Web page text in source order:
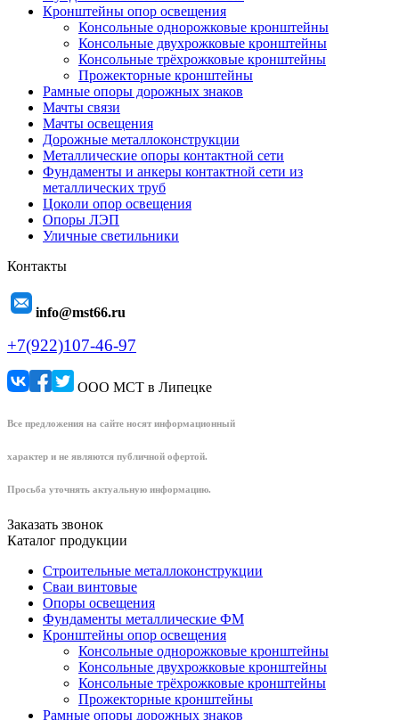
Кронштейны опор освещения
Консольные однорожковые кронштейны
Консольные двухрожковые кронштейны
Консольные трёхрожковые кронштейны
Прожекторные кронштейны
Рамные опоры дорожных знаков
Мачты связи
Мачты освещения
Дорожные металлоконструкции
Металлические опоры контактной сети
Фундаменты и анкеры контактной сети из
металлических труб
Цоколи опор освещения
Опоры ЛЭП
Уличные светильники
Контакты
info@mst66.ru
+7(922)107-46-97
ООО МСТ в Липецке
Все предложения на сайте носят информационный
характер и не являются публичной офертой.
Просьба уточнять актуальную информацию.
Заказать звонок
Каталог продукции
Строительные металлоконструкции
Сваи винтовые
Опоры освещения
Фундаменты металлические ФМ
Кронштейны опор освещения
Консольные однорожковые кронштейны
Консольные двухрожковые кронштейны
Консольные трёхрожковые кронштейны
Прожекторные кронштейны
Рамные опоры дорожных знаков